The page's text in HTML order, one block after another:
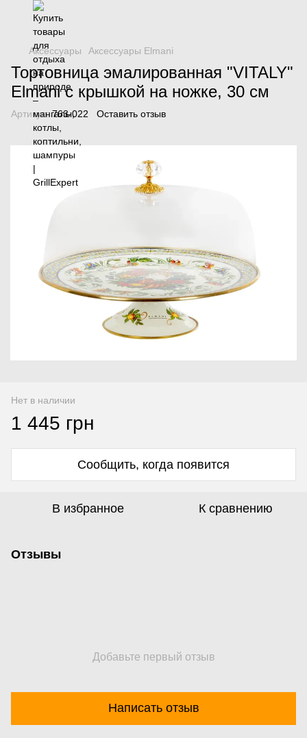
Аксессуары Аксессуары Elmani
Тортовница эмалированная "VITALY"
Elmani с крышкой на ножке, 30 см
Артикул:763-022 Оставить отзыв
Нет в наличии
1 445 грн
Сообщить, когда появится
В избранное К сравнению
Отзывы
Добавьте первый отзыв
Написать отзыв